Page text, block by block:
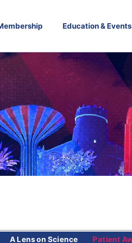
Education & Events
A Lens on Science